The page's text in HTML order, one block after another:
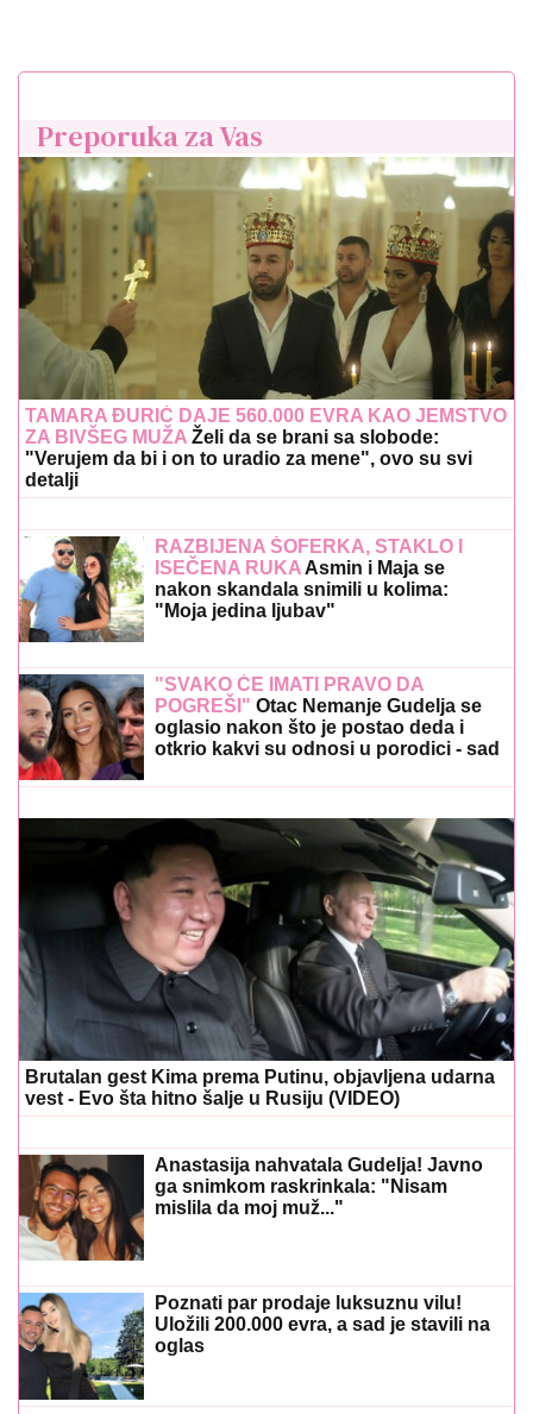
Preporuka za Vas
TAMARA ĐURIĆ DAJE 560.000 EVRA KAO JEMSTVO
ZA BIVŠEG MUŽA Želi da se brani sa slobode:
"Verujem da bi i on to uradio za mene", ovo su svi
detalji
RAZBIJENA ŠOFERKA, STAKLO I
ISEČENA RUKA Asmin i Maja se
nakon skandala snimili u kolima:
"Moja jedina ljubav"
"SVAKO ĆE IMATI PRAVO DA
POGREŠI" Otac Nemanje Gudelja se
oglasio nakon što je postao deda i
otkrio kakvi su odnosi u porodici - sad
Brutalan gest Kima prema Putinu, objavljena udarna
vest - Evo šta hitno šalje u Rusiju (VIDEO)
Anastasija nahvatala Gudelja! Javno
ga snimkom raskrinkala: "Nisam
mislila da moj muž..."
Poznati par prodaje luksuznu vilu!
Uložili 200.000 evra, a sad je stavili na
oglas